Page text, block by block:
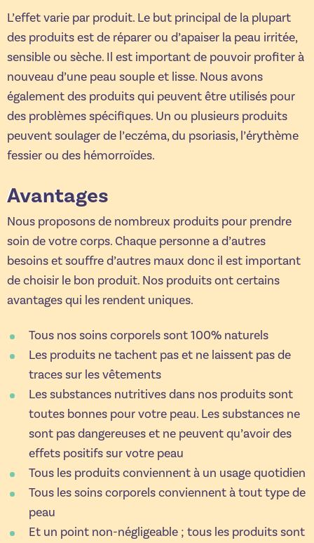
L’effet varie par produit. Le but principal de la plupart
des produits est de réparer ou d’apaiser la peau irritée,
sensible ou sèche. Il est important de pouvoir profiter à
nouveau d’une peau souple et lisse. Nous avons
également des produits qui peuvent être utilisés pour
des problèmes spécifiques. Un ou plusieurs produits
peuvent soulager de l’eczéma, du psoriasis, l’érythème
fessier ou des hémorroïdes.
Avantages
Nous proposons de nombreux produits pour prendre
soin de votre corps. Chaque personne a d’autres
besoins et souffre d’autres maux donc il est important
de choisir le bon produit. Nos produits ont certains
avantages qui les rendent uniques.
Tous nos soins corporels sont 100% naturels
Les produits ne tachent pas et ne laissent pas de
traces sur les vêtements
Les substances nutritives dans nos produits sont
toutes bonnes pour votre peau. Les substances ne
sont pas dangereuses et ne peuvent qu’avoir des
effets positifs sur votre peau
Tous les produits conviennent à un usage quotidien
Tous les soins corporels conviennent à tout type de
peau
Et un point non-négligeable ; tous les produits sont